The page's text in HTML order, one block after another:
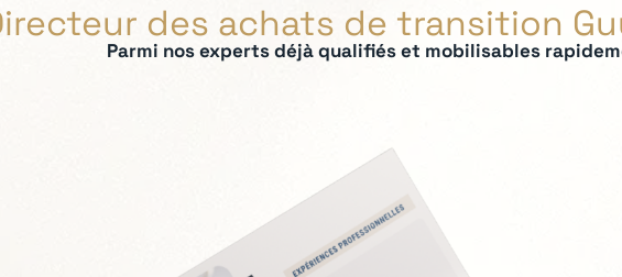
des achats de transition
Parmi nos experts déjà qualifiés et mobilisables